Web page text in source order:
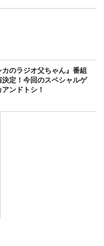
カのラジオ父ちゃん』番組
決定！今回のスペシャルゲ
ンドトシ！